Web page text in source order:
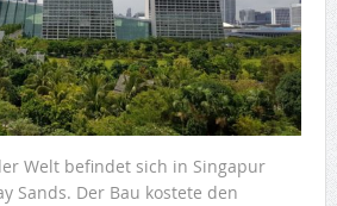
Welt befindet sich in Singapur
Sands. Der Bau kostete den